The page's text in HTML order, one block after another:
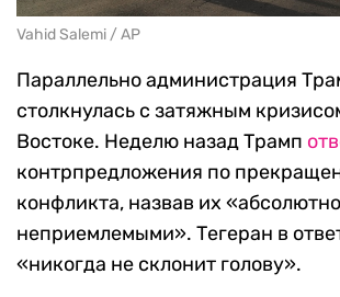
Vahid Salemi / AP
Параллельно администрация
столкнулась с затяжным
Востоке. Неделю назад Трамп
контрпредложения по
конфликта, назвав их «абсолютно
неприемлемыми». Тегеран в
«никогда не склонит голову».